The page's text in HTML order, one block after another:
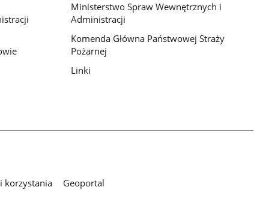
Ministerstwo Spraw Wewnętrznych i
Administracji
Komenda Główna Państwowej Straży
Pożarnej
Linki
korzystania Geoportal